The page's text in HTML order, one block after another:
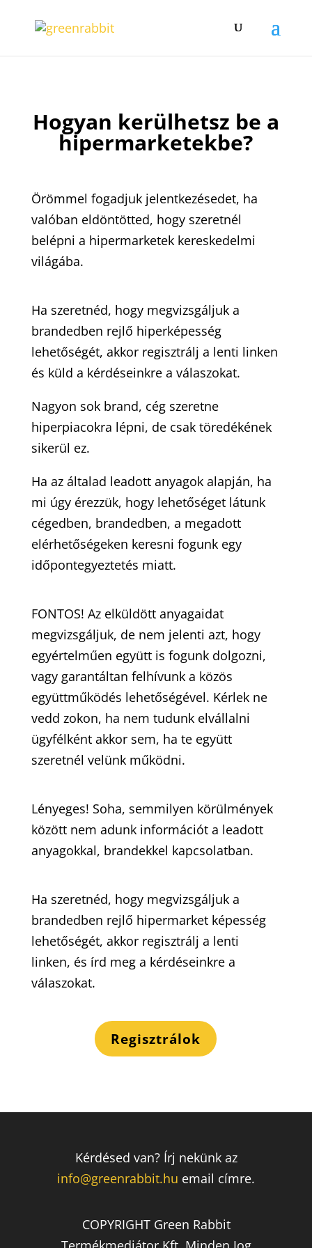
Hogyan kerülhetsz be a
hipermarketekbe?
Örömmel fogadjuk jelentkezésedet, ha
valóban eldöntötted, hogy szeretnél
belépni a hipermarketek kereskedelmi
világába.
Ha szeretnéd, hogy megvizsgáljuk a
brandedben rejlő hiperképesség
lehetőségét, akkor regisztrálj a lenti linken
és küld a kérdéseinkre a válaszokat.
Nagyon sok brand, cég szeretne
hiperpiacokra lépni, de csak töredékének
sikerül ez.
Ha az általad leadott anyagok alapján, ha
mi úgy érezzük, hogy lehetőséget látunk
cégedben, brandedben, a megadott
elérhetőségeken keresni fogunk egy
időpontegyeztetés miatt.
FONTOS! Az elküldött anyagaidat
megvizsgáljuk, de nem jelenti azt, hogy
egyértelműen együtt is fogunk dolgozni,
vagy garantáltan felhívunk a közös
együttműködés lehetőségével. Kérlek ne
vedd zokon, ha nem tudunk elvállalni
ügyfélként akkor sem, ha te együtt
szeretnél velünk működni.
Lényeges! Soha, semmilyen körülmények
között nem adunk információt a leadott
anyagokkal, brandekkel kapcsolatban.
Ha szeretnéd, hogy megvizsgáljuk a
brandedben rejlő hipermarket képesség
lehetőségét, akkor regisztrálj a lenti
linken, és írd meg a kérdéseinkre a
válaszokat.
Regisztrálok
Kérdésed van? Írj nekünk az
info@greenrabbit.hu email címre.
COPYRIGHT Green Rabbit